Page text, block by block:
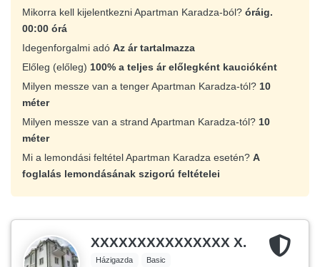
Mikorra kell kijelentkezni Apartman Karadza-ból? óráig.
00:00 órá
Idegenforgalmi adó Az ár tartalmazza
Előleg (előleg) 100% a teljes ár előlegként kaucióként
Milyen messze van a tenger Apartman Karadza-tól? 10
méter
Milyen messze van a strand Apartman Karadza-tól? 10
méter
Mi a lemondási feltétel Apartman Karadza esetén? A
foglalás lemondásának szigorú feltételei
XXXXXXXXXXXXXXX X.
Házigazda
Basic